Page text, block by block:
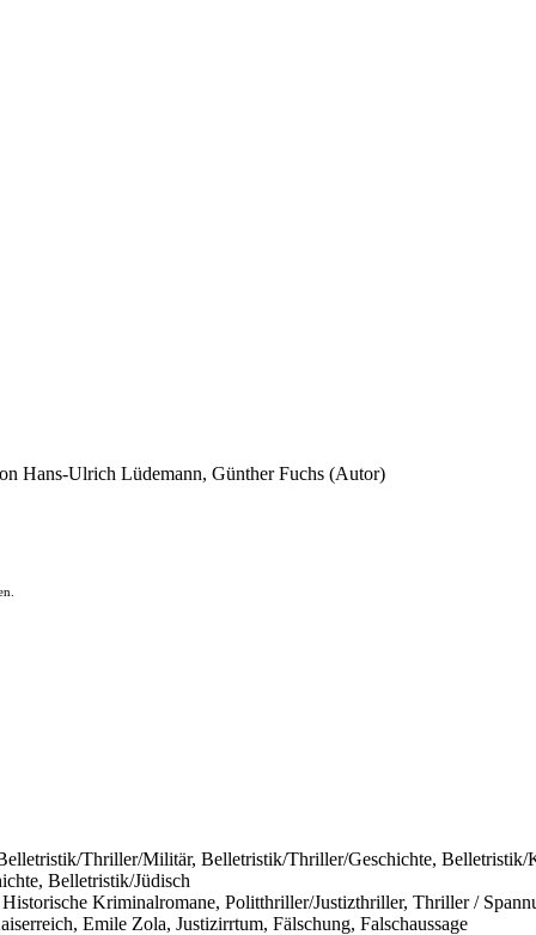
Thriller/Militär, Belletristik/Thriller/Geschichte,
Belletristik/Jüdisch
Kriminalromane, Politthriller/Justizthriller, Thriller /
Emile Zola, Justizirrtum, Fälschung, Falschaussage